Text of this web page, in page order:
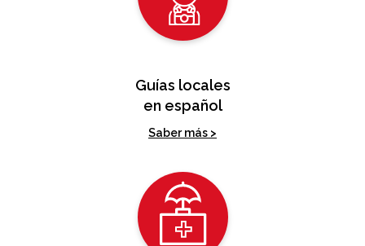
Guías locales
en español
Saber más >